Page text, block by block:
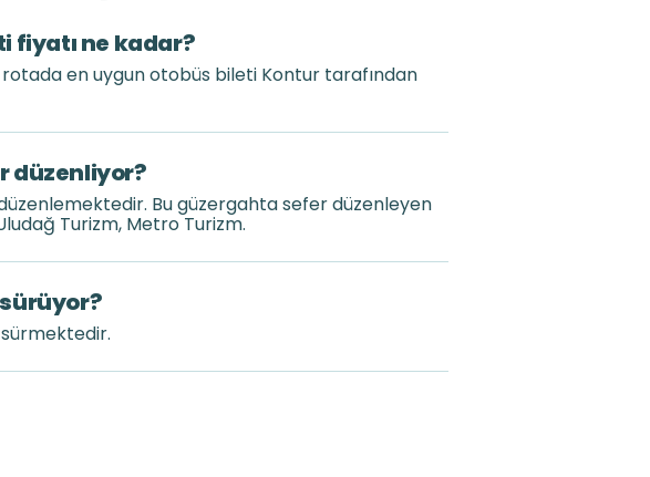
fiyatı ne kadar?
en uygun otobüs bileti Kontur tarafından
düzenliyor?
Bu güzergahta sefer düzenleyen
Turizm, Metro Turizm.